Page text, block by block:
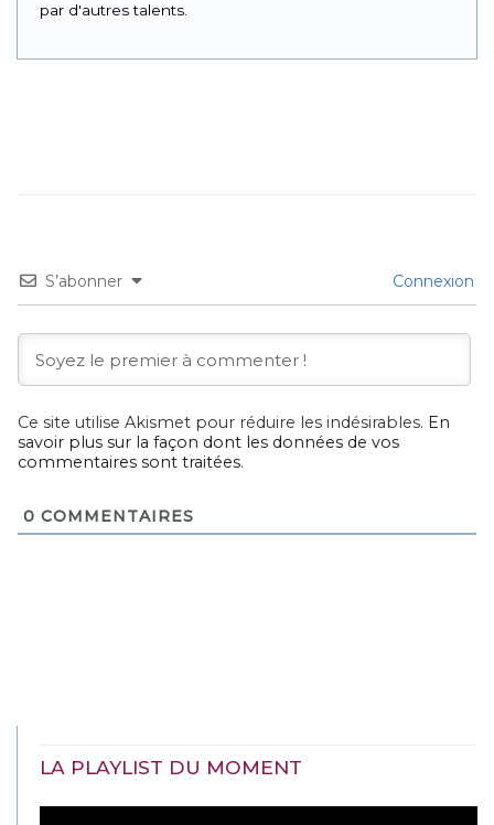
par d'autres talents.
S’abonner Connexion
Ce site utilise Akismet pour réduire les indésirables. En
savoir plus sur la façon dont les données de vos
commentaires sont traitées.
0 COMMENTAIRES
LA PLAYLIST DU MOMENT